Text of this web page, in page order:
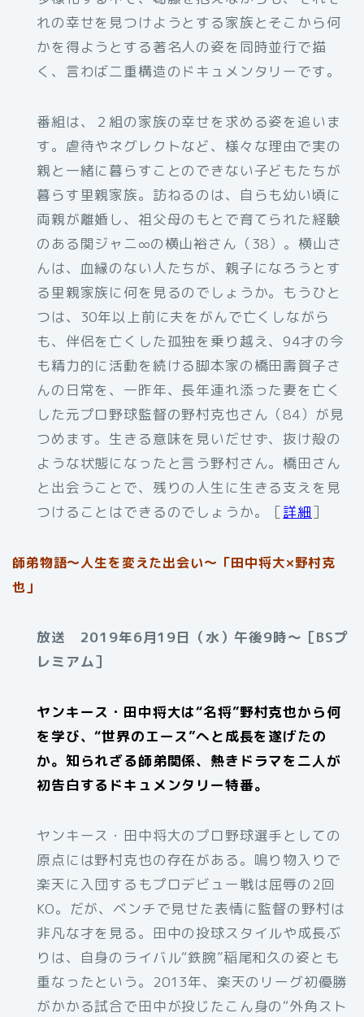
れの幸せを見つけようとする家族とそこから何
かを得ようとする著名人の姿を同時並行で描
く、言わば二重構造のドキュメンタリーです。
番組は、２組の家族の幸せを求める姿を追いま
す。虐待やネグレクトなど、様々な理由で実の
親と一緒に暮らすことのできない子どもたちが
暮らす里親家族。訪ねるのは、自らも幼い頃に
両親が離婚し、祖父母のもとで育てられた経験
のある関ジャニ∞の横山裕さん（38）。横山さ
んは、血縁のない人たちが、親子になろうとす
る里親家族に何を見るのでしょうか。もうひと
つは、30年以上前に夫をがんで亡くしながら
も、伴侶を亡くした孤独を乗り越え、94才の今
も精力的に活動を続ける脚本家の橋田壽賀子さ
んの日常を、一昨年、長年連れ添った妻を亡く
した元プロ野球監督の野村克也さん（84）が見
つめます。生きる意味を見いだせず、抜け殻の
ような状態になったと言う野村さん。橋田さん
と出会うことで、残りの人生に生きる支えを見
つけることはできるのでしょうか。［詳細］
師弟物語〜人生を変えた出会い〜「田中将大×野村克
也」
放送 2019年6月19日（水）午後9時〜［BSプ
レミアム］
ヤンキース・田中将大は“名将”野村克也から何
を学び、“世界のエース”へと成長を遂げたの
か。知られざる師弟関係、熱きドラマを二人が
初告白するドキュメンタリー特番。
ヤンキース・田中将大のプロ野球選手としての
原点には野村克也の存在がある。鳴り物入りで
楽天に入団するもプロデビュー戦は屈辱の2回
KO。だが、ベンチで見せた表情に監督の野村は
非凡な才を見る。田中の投球スタイルや成長ぶ
りは、自身のライバル“鉄腕”稲尾和久の姿とも
重なったという。2013年、楽天のリーグ初優勝
がかかる試合で田中が投じたこん身の“外角スト